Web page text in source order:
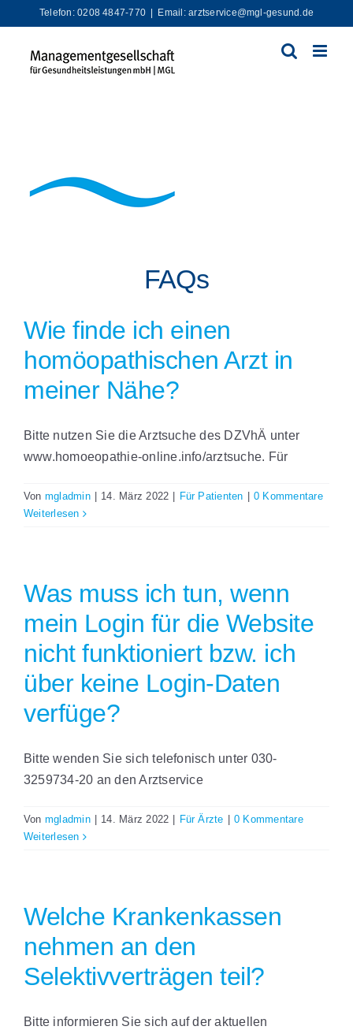
Inhalt
springen
Telefon: 0208 4847-770 Email: arztservice@mgl-gesund.de
FAQs
Wie finde ich einen
homöopathischen Arzt in
meiner Nähe?
Bitte nutzen Sie die Arztsuche des DZVhÄ unter
www.homoeopathie-online.info/arztsuche. Für
Von mgladmin 14. März 2022 Für Patienten
0 Kommentare
Weiterlesen
Was muss ich tun, wenn
mein Login für die Website
nicht funktioniert bzw. ich
über keine Login-Daten
verfüge?
Bitte wenden Sie sich telefonisch unter 030-
3259734-20 an den Arztservice
Von mgladmin 14. März 2022 Für Ärzte
0 Kommentare
Weiterlesen
Welche Krankenkassen
nehmen an den
Selektivverträgen teil?
Bitte informieren Sie sich auf der aktuellen